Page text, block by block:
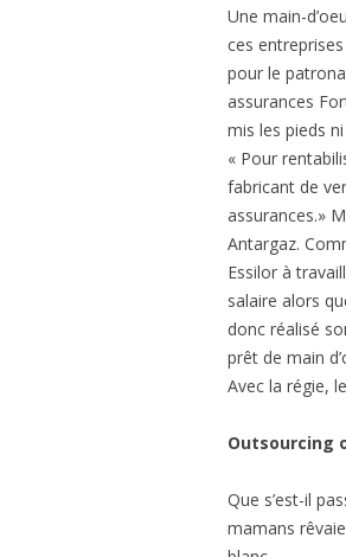
Une main-
ces
pour le
assurances
mis les pieds
« Pour
fabricant de
assurances.»
Antargaz.
Essilor à
salaire alors
donc réalisé
prêt de main
Avec la régie,
Outsourcing
Que s’est-il
mamans